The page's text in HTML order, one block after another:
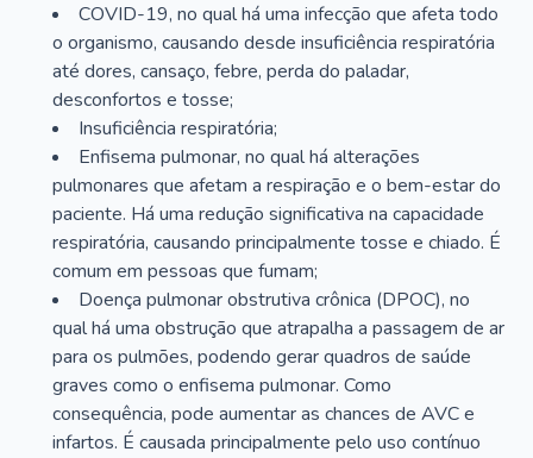
COVID-19, no qual há uma infecção que afeta todo
o organismo, causando desde insuficiência respiratória
até dores, cansaço, febre, perda do paladar,
desconfortos e tosse;
Insuficiência respiratória;
Enfisema pulmonar, no qual há alterações
pulmonares que afetam a respiração e o bem-estar do
paciente. Há uma redução significativa na capacidade
respiratória, causando principalmente tosse e chiado. É
comum em pessoas que fumam;
Doença pulmonar obstrutiva crônica (DPOC), no
qual há uma obstrução que atrapalha a passagem de ar
para os pulmões, podendo gerar quadros de saúde
graves como o enfisema pulmonar. Como
consequência, pode aumentar as chances de AVC e
infartos. É causada principalmente pelo uso contínuo